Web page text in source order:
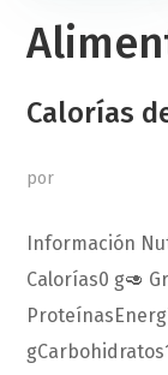
Calorías
por
Información
Calorías0 g🥑